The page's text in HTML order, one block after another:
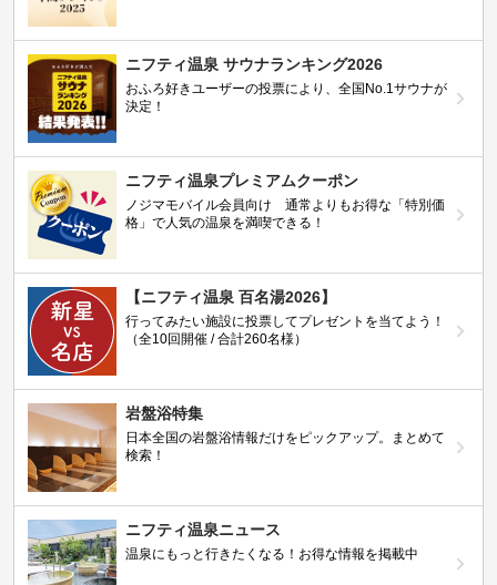
ニフティ温泉 サウナランキング2026
おふろ好きユーザーの投票により、全国No.1サウナが
決定！
ニフティ温泉プレミアムクーポン
ノジマモバイル会員向け 通常よりもお得な「特別価
格」で人気の温泉を満喫できる！
【ニフティ温泉 百名湯2026】
行ってみたい施設に投票してプレゼントを当てよう！
（全10回開催 / 合計260名様）
岩盤浴特集
日本全国の岩盤浴情報だけをピックアップ。まとめて
検索！
ニフティ温泉ニュース
温泉にもっと行きたくなる！お得な情報を掲載中